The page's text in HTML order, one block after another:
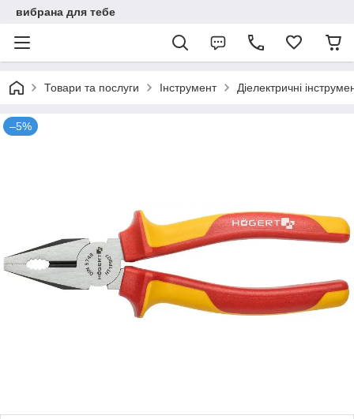
вибрана для тебе
Товари та послуги Інструмент Діелектричні
–5%